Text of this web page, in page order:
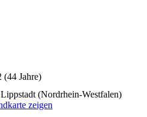
(44 Jahre)
(Nordrhein-Westfalen)
zeigen